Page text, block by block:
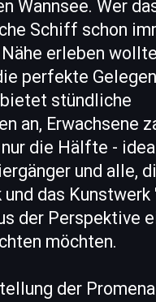
Wannsee. Wer
Schiff schon
erleben
perfekte
stündliche
an, Erwachsene
nur die Hälfte -
und alle,
und das Kunstwerk
der Perspektive
möchten.
der